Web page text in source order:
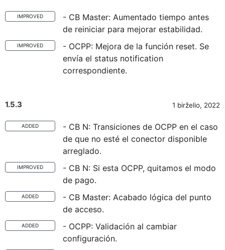
IMPROVED
- CB Master: Aumentado tiempo antes
de reiniciar para mejorar estabilidad.
IMPROVED
- OCPP: Mejora de la función reset. Se
envía el status notification
correspondiente.
1.5.3 1 birželio, 2022
ADDED
- CB N: Transiciones de OCPP en el caso
de que no esté el conector disponible
arreglado.
IMPROVED
- CB N: Si esta OCPP, quitamos el modo
de pago.
ADDED
- CB Master: Acabado lógica del punto
de acceso.
ADDED
- OCPP: Validación al cambiar
configuración.